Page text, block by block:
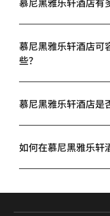
慕尼黑雅乐轩酒店可
些？
慕尼黑雅乐轩酒店是
如何在慕尼黑雅乐轩